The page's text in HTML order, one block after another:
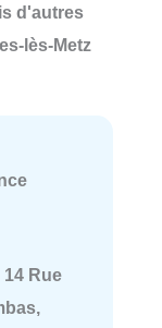
d'autres
lès-Metz
14 Rue